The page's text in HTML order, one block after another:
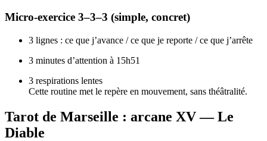
Micro-exercice 3–3–3 (simple, concret)
3 lignes : ce que j’avance / ce que je reporte / ce que j’arrête
3 minutes d’attention à 15h51
3 respirations lentes
Cette routine met le repère en mouvement, sans théâtralité.
Tarot de Marseille : arcane XV — Le
Diable